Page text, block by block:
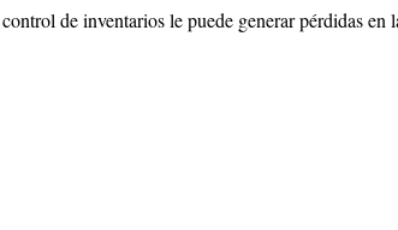
de inventarios le puede generar pérdidas en